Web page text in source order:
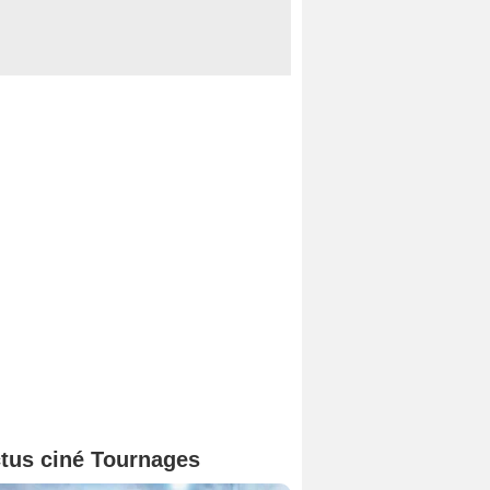
ciné Tournages